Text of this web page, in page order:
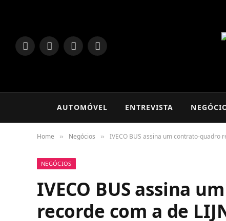
LinkedInFacebookInstagram
TikTok
AUTOMÓVEL ENTREVISTA
Home » Negócios » IVECO BUS assina um contrato-quadro
NEGÓCIOS
IVECO BUS assina
recorde com a de